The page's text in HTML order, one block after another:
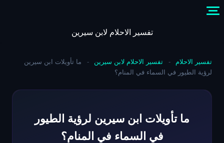
content
تفسير الاحلام لابن سيرين
تفسير الاحلام - تفسير الاحلام لابن سيرين -
ما تأويلات ابن سيرين
لرؤية الطيور في السماء في المنام؟
ما تأويلات ابن سيرين لرؤية الطيور
في السماء في المنام؟